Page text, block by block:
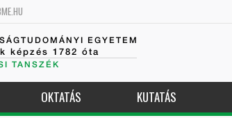
EGYETEM
képzés 1782 óta
TANSZÉK
OKTATÁS KUTATÁS